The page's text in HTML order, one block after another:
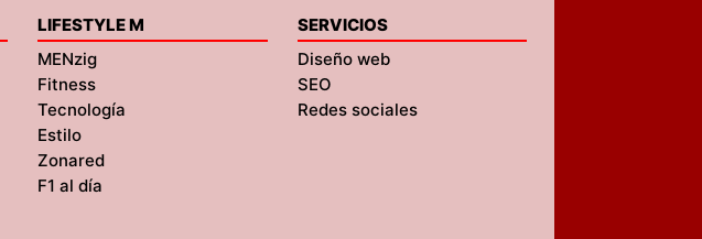
LIFESTYLE M
MENzig
Fitness
Tecnología
Estilo
Zonared
F1 al día
SERVICIOS
Diseño web
SEO
Redes sociales